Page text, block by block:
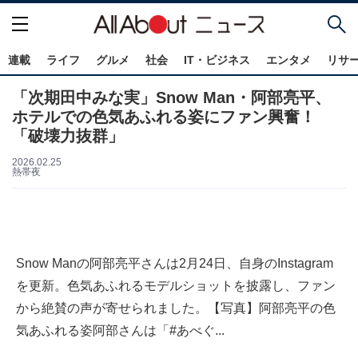
連載 ライフ グルメ 社会 IT・ビジネス エンタメ リサ
「次期田中みな実」Snow Man・阿部亮平、
ホテルでの色気あふれる姿にファン興奮！
「破壊力抜群」
2026.02.25
熱帯夜
Snow Manの阿部亮平さんは2月24日、自身のInstagram
を更新。色気あふれるモデルショットを披露し、ファン
から絶賛の声が寄せられました。【写真】阿部亮平の色
気あふれる姿阿部さんは「#あべぐ...